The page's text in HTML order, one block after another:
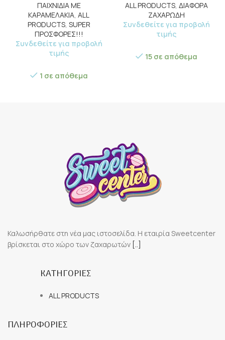
ΠΑΙΧΝΙΔΙΑ ΜΕ
ΚΑΡΑΜΕΛΑΚΙΑ, ALL
PRODUCTS, SUPER
ΠΡΟΣΦΟΡΕΣ!!!
Συνδεθείτε για προβολή
τιμής
1 σε απόθεμα
ALL PRODUCTS, ΔΙΑΦΟΡΑ
ΖΑΧΑΡΩΔΗ
Συνδεθείτε για προβολή
τιμής
15 σε απόθεμα
Καλωσήρθατε στη νέα μας ιστοσελίδα. Η εταιρία Sweetcenter
βρίσκεται στο χώρο των ζαχαρωτών [..]
ΚΑΤΗΓΟΡΙΕΣ
ALL PRODUCTS
ΠΛΗΡΟΦΟΡΙΕΣ